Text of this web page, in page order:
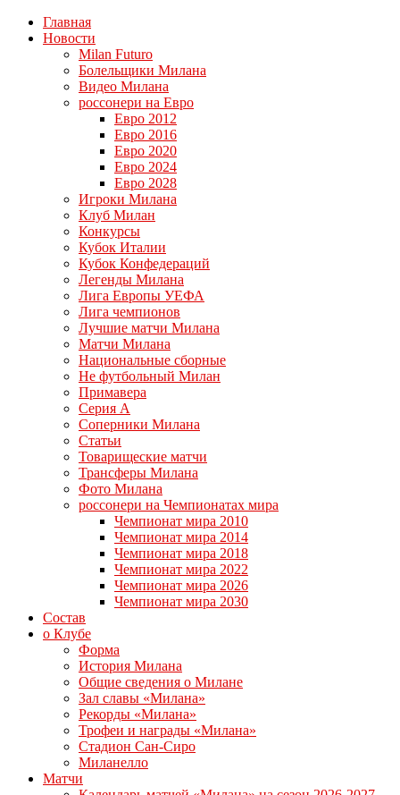
Главная
Новости
Milan Futuro
Болельщики Милана
Видео Милана
россонери на Евро
Евро 2012
Евро 2016
Евро 2020
Евро 2024
Евро 2028
Игроки Милана
Клуб Милан
Конкурсы
Кубок Италии
Кубок Конфедераций
Легенды Милана
Лига Европы УЕФА
Лига чемпионов
Лучшие матчи Милана
Матчи Милана
Национальные сборные
Не футбольный Милан
Примавера
Серия А
Соперники Милана
Статьи
Товарищеские матчи
Трансферы Милана
Фото Милана
россонери на Чемпионатах мира
Чемпионат мира 2010
Чемпионат мира 2014
Чемпионат мира 2018
Чемпионат мира 2022
Чемпионат мира 2026
Чемпионат мира 2030
Состав
о Клубе
Форма
История Милана
Общие сведения о Милане
Зал славы «Милана»
Рекорды «Милана»
Трофеи и награды «Милана»
Стадион Сан-Сиро
Миланелло
Матчи